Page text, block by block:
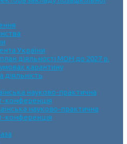
України
діяльності МОН до 2027 р.
карантину
науково-практична
конференція
науково-практична
конференція